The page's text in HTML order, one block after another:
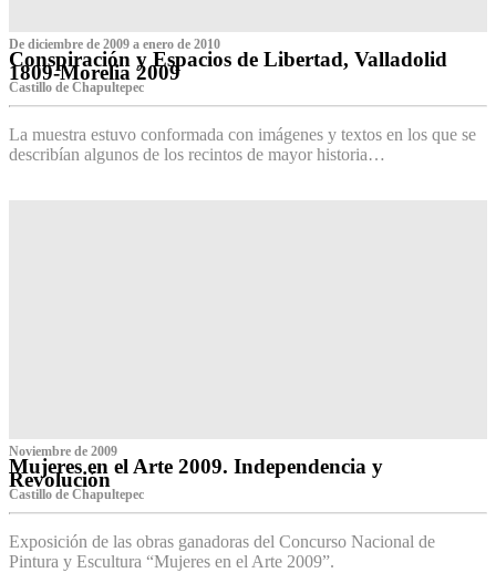
De diciembre de 2009 a enero de 2010
Conspiración y Espacios de Libertad, Valladolid
1809-Morelia 2009
Castillo de Chapultepec
La muestra estuvo conformada con imágenes y textos en los que se
describían algunos de los recintos de mayor historia…
Noviembre de 2009
Mujeres en el Arte 2009. Independencia y
Revolución
Castillo de Chapultepec
Exposición de las obras ganadoras del Concurso Nacional de
Pintura y Escultura “Mujeres en el Arte 2009”.